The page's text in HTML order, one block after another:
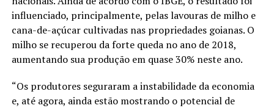
influenciado, principalmente, pelas lavouras de milho e
cana-de-açúcar cultivadas nas propriedades goianas. O
milho se recuperou da forte queda no ano de 2018,
aumentando sua produção em quase 30% neste ano.
“Os produtores seguraram a instabilidade da economia
e, até agora, ainda estão mostrando o potencial de